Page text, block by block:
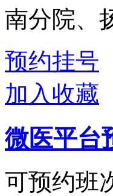
南分院、
预约挂号
加入收藏
微医平台
可预约班